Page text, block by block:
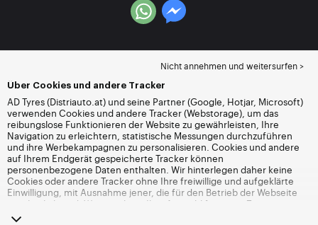
Nicht annehmen und weitersurfen >
Über Cookies und andere Tracker
AD Tyres (Distriauto.at) und seine Partner (Google, Hotjar, Microsoft)
verwenden Cookies und andere Tracker (Webstorage), um das
reibungslose Funktionieren der Website zu gewährleisten, Ihre
Navigation zu erleichtern, statistische Messungen durchzuführen
und ihre Werbekampagnen zu personalisieren. Cookies und andere
auf Ihrem Endgerät gespeicherte Tracker können
personenbezogene Daten enthalten. Wir hinterlegen daher keine
Cookies oder andere Tracker ohne Ihre freiwillige und aufgeklärte
Einwilligung, mit Ausnahme jener, die für den Betrieb der Webseite
unerlässlich sind. Wir speichern Ihre Auswahl für einen Zeitraum von
6 Monaten. Sie können Ihre Einwilligung jederzeit widerrufen, indem